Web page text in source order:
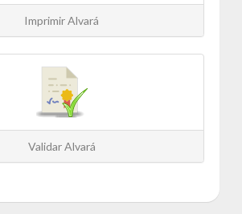
Imprimir Alvará
Validar Alvará